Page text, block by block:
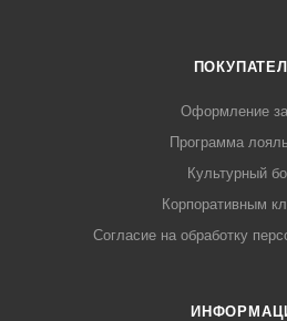
Оформление
Программа
Культурный
Корпоративным
Согласие на обработку